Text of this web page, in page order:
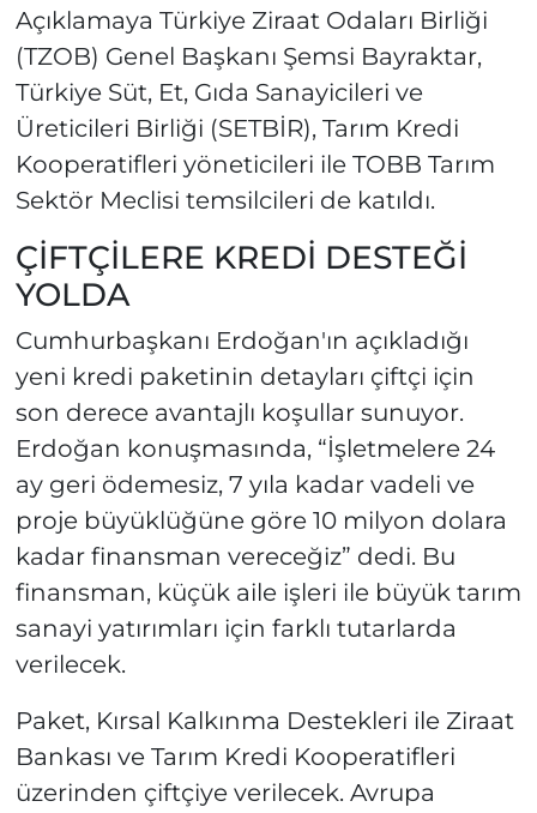
Açıklamaya Türkiye Ziraat Odaları Birliği
(TZOB) Genel Başkanı Şemsi Bayraktar,
Türkiye Süt, Et, Gıda Sanayicileri ve
Üreticileri Birliği (SETBİR), Tarım Kredi
Kooperatifleri yöneticileri ile TOBB Tarım
Sektör Meclisi temsilcileri de katıldı.
ÇİFTÇİLERE KREDİ DESTEĞİ
YOLDA
Cumhurbaşkanı Erdoğan'ın açıkladığı
yeni kredi paketinin detayları çiftçi için
son derece avantajlı koşullar sunuyor.
Erdoğan konuşmasında, “İşletmelere 24
ay geri ödemesiz, 7 yıla kadar vadeli ve
proje büyüklüğüne göre 10 milyon dolara
kadar finansman vereceğiz” dedi. Bu
finansman, küçük aile işleri ile büyük tarım
sanayi yatırımları için farklı tutarlarda
verilecek.
Paket, Kırsal Kalkınma Destekleri ile Ziraat
Bankası ve Tarım Kredi Kooperatifleri
üzerinden çiftçiye verilecek. Avrupa